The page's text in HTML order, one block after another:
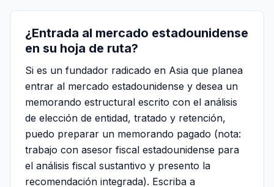
¿Entrada al mercado estadounidense
en su hoja de ruta?
Si es un fundador radicado en Asia que planea
entrar al mercado estadounidense y desea un
memorando estructural escrito con el análisis
de elección de entidad, tratado y retención,
puedo preparar un memorando pagado (nota:
trabajo con asesor fiscal estadounidense para
el análisis fiscal sustantivo y presento la
recomendación integrada). Escriba a